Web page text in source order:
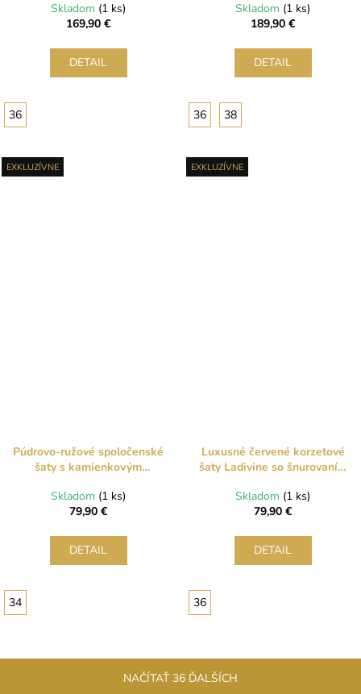
Skladom (1 ks)
169,90 €
DETAIL
36
Skladom (1 ks)
189,90 €
DETAIL
36 38
EXKLUZÍVNE
Púdrovo-ružové spoločenské
šaty s kamienkovým
Skladom (1 ks)
79,90 €
DETAIL
34
EXKLUZÍVNE
Luxusné červené korzetové
šaty Ladivine so šnurovaním
Skladom (1 ks)
79,90 €
DETAIL
36
NAČÍTAŤ 36 ĎALŠÍCH